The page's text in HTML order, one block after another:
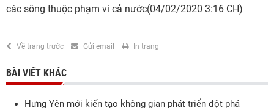
các sông thuộc phạm vi cả nước(04/02/2020 3:16 CH)
Về trang trước Gửi email In trang
BÀI VIẾT KHÁC
Hưng Yên mới kiến tạo không gian phát triển đột phá